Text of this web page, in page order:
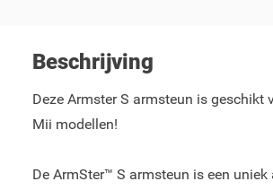
Beschrijving
Deze Armster S armsteun is geschikt
Mii modellen!
De ArmSter™ S armsteun is een